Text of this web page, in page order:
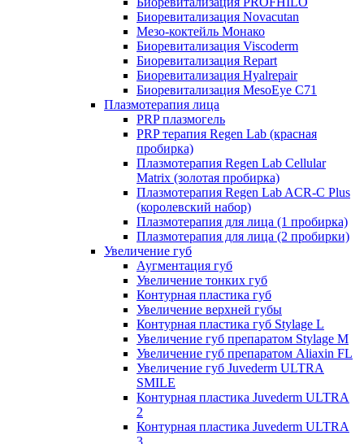
Биоревитализация Novacutan
Мезо-коктейль Монако
Биоревитализация Viscoderm
Биоревитализация Repart
Биоревитализация Hyalrepair
Биоревитализация MesoEye C71
Плазмотерапия лица
PRP плазмогель
PRP терапия Regen Lab (красная
пробирка)
Плазмотерапия Regen Lab Cellular
Matrix (золотая пробирка)
Плазмотерапия Regen Lab ACR-C Plus
(королевский набор)
Плазмотерапия для лица (1 пробирка)
Плазмотерапия для лица (2 пробирки)
Увеличение губ
Аугментация губ
Увеличение тонких губ
Контурная пластика губ
Увеличение верхней губы
Контурная пластика губ Stylage L
Увеличение губ препаратом Stylage M
Увеличение губ препаратом Aliaxin FL
Увеличение губ Juvederm ULTRA
SMILE
Контурная пластика Juvederm ULTRA
2
Контурная пластика Juvederm ULTRA
3